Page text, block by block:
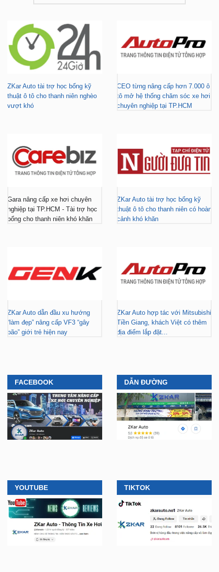
ZKar Auto tài trợ học bổng kỹ
thuật ô tô cho thanh niên nghèo
vượt khó
CEO từng nâng cấp hơn 7.000 ô
tô mở hệ thống chăm sóc xe hơi
chuyên nghiệp tại TP.HCM
Gara nâng cấp xe hơi chuyên
nghiệp tại TP.HCM - Tài trợ học
bổng cho thanh niên khó khăn
ZKar Auto tài trợ học bổng kỹ
thuật ô tô cho thanh niên có hoàn
cảnh khó khăn
ZKar Auto dẫn đầu xu hướng
“làm đẹp” nâng cấp VF3 “gây
bão” giới trẻ hiện nay
ZKar Auto hợp tác với Mitsubishi
Tiền Giang, khách Việt có thêm
địa điểm lắp đặt...
FACEBOOK DẪN ĐƯỜNG
YOUTUBE TIKTOK